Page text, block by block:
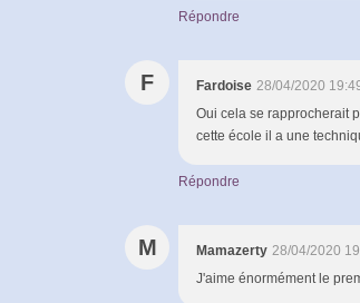
Répondre
F Fardoise 28/04/2020
Oui cela se rapprocherait
cette école il a une
Répondre
M Mamazerty 28/04/2020
J'aime énormément le